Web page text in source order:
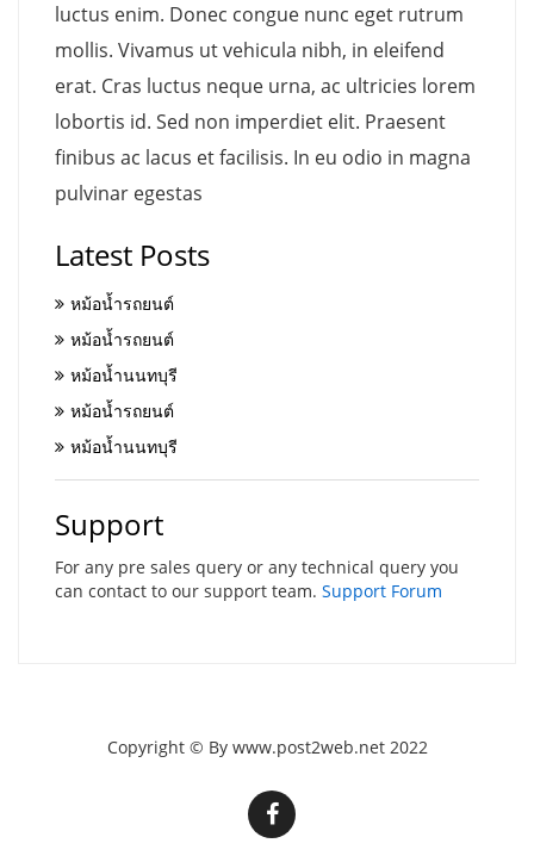
luctus enim. Donec congue nunc eget rutrum
mollis. Vivamus ut vehicula nibh, in eleifend
erat. Cras luctus neque urna, ac ultricies lorem
lobortis id. Sed non imperdiet elit. Praesent
finibus ac lacus et facilisis. In eu odio in magna
pulvinar egestas
Latest Posts
หม้อน้ำรถยนต์
หม้อน้ำรถยนต์
หม้อน้ำนนทบุรี
หม้อน้ำรถยนต์
หม้อน้ำนนทบุรี
Support
For any pre sales query or any technical query you
can contact to our support team. Support Forum
Copyright © By www.post2web.net 2022